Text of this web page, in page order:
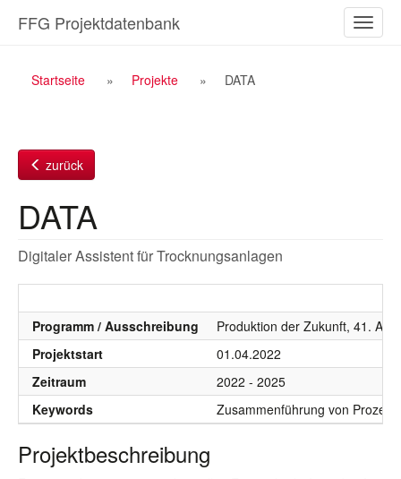
Inhalt
ein-/
FFG Projektdatenbank
Breadcrumb
Startseite Projekte DATA
zurück
DATA
Digitaler Assistent für Trocknungsanlagen
Programm / Ausschreibung
Produktion der Zukunft, 41.
Projektstart
01.04.2022
Zeitraum
2022 - 2025
Keywords
Zusammenführung von
Projektbeschreibung